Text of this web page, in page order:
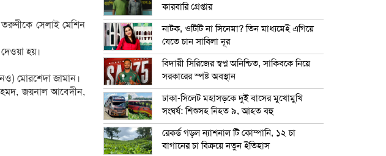
তরুণীকে সেলাই মেশিন
হয়।
মোরশেদা জামান।
জয়নাল আবেদীন,
কারবারি গ্রেপ্তার
নাটক, ওটিটি না সিনেমা? তিন মাধ্যমেই এগিয়ে
যেতে চান সাবিলা নূর
বিদায়ী সিরিজের স্বপ্ন অনিশ্চিত, সাকিবকে নিয়ে
সরকারের স্পষ্ট অবস্থান
ঢাকা-সিলেট মহাসড়কে দুই বাসের মুখোমুখি
সংঘর্ষ: শিশুসহ নিহত ৯, আহত বহু
রেকর্ড গড়ল ন্যাশনাল টি কোম্পানি, ১২ চা
বাগানের চা বিক্রয়ে নতুন ইতিহাস